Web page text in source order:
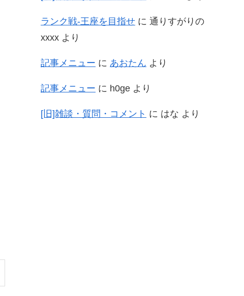
ランク戦-王座を目指せ に 通りすがりの
xxxx より
記事メニュー に あおたん より
記事メニュー に h0ge より
[旧]雑談・質問・コメント に はな より